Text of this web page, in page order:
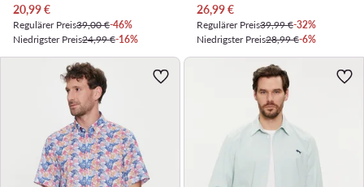
Aktueller Preis
20,99€
Regulärer Preis39,00 €-46%
Niedrigster Preis24,99 €-16%
Aktueller Preis
26,99€
Regulärer Preis39,99 €-32%
Niedrigster Preis28,99 €-6%